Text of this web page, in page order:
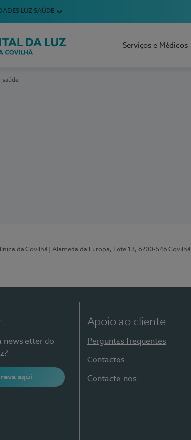
LUZ SAÚDE
Clínica da Covilhã
Serviços e Médicos
saúde
da Covilhã | Alameda da Europa, Lote 13, 6200-546 Covilhã
newsletter do
aqui
Apoio ao cliente
Perguntas frequentes
Contactos
Contacte-nos